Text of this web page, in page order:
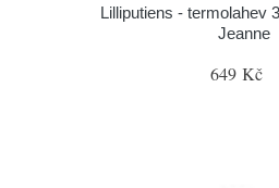
Lilliputiens - termolahev
Jeanne
649 Kč